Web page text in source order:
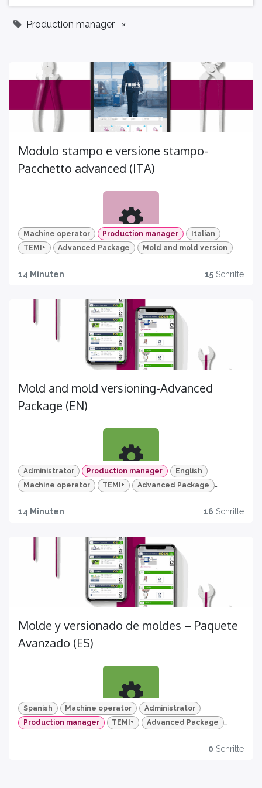
Production manager ×
Modulo stampo e versione stampo-
Pacchetto advanced (ITA)
stampo e versione stampo
Per un apprendimento efficace e mirato
CERTIFICAZIONI
Certificazione disponibile per questo corso
Machine operator Production manager
Italian
TEMI+
Advanced Package Mold and mold version
14 Minuten 15 Schritte
Mold and mold versioning-Advanced
Package (EN)
mold version management
HD video & Quizzes
Administrator Production manager
English
Machine operator
TEMI+
Advanced Package
14 Minuten 16 Schritte
Molde y versionado de moldes – Paquete
Avanzado (ES)
Spanish Machine operator
Administrator
Production manager
TEMI+
Advanced Package
0 Schritte